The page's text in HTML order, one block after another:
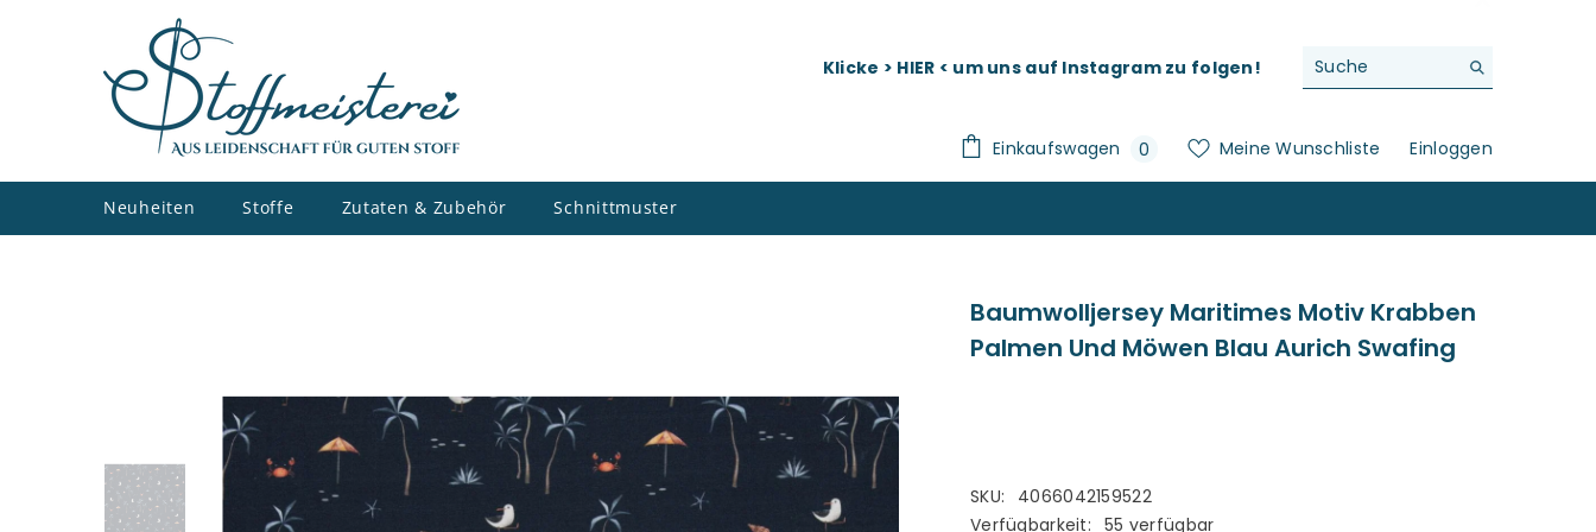
Klicke > HIER < um uns auf Instagram zu folgen!
Einkaufswagen 00
Meine Wunschliste Einloggen
Neuheiten Stoffe Zutaten & Zubehör Schnittmuster
Baumwolljersey Maritimes Motiv Krabben
Palmen Und Möwen Blau Aurich Swafing
SKU:
4066042159522
Verfügbarkeit: 55 verfügbar